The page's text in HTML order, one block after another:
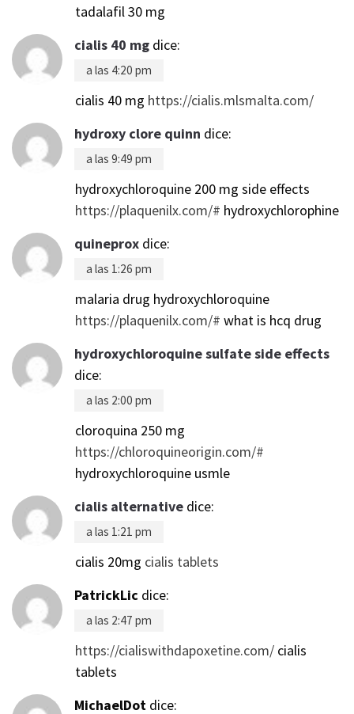
tadalafil 30 mg
cialis 40 mg dice:
a las 4:20 pm
cialis 40 mg https://cialis.mlsmalta.com/
hydroxy clore quinn dice:
a las 9:49 pm
hydroxychloroquine 200 mg side effects
https://plaquenilx.com/# hydroxychlorophine
quineprox dice:
a las 1:26 pm
malaria drug hydroxychloroquine
https://plaquenilx.com/# what is hcq drug
hydroxychloroquine sulfate side effects
dice:
a las 2:00 pm
cloroquina 250 mg
https://chloroquineorigin.com/#
hydroxychloroquine usmle
cialis alternative dice:
a las 1:21 pm
cialis 20mg cialis tablets
PatrickLic dice:
a las 2:47 pm
https://cialiswithdapoxetine.com/ cialis
tablets
MichaelDot dice: